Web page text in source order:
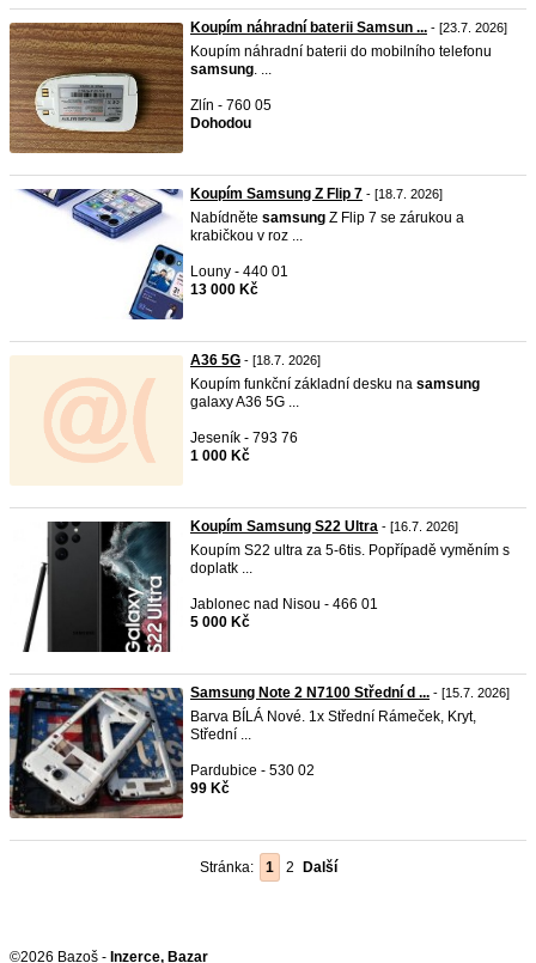
Koupím náhradní baterii Samsun ... - [23.7. 2026]
Koupím náhradní baterii do mobilního telefonu
samsung. ...
Zlín - 760 05
Dohodou
Koupím Samsung Z Flip 7 - [18.7. 2026]
Nabídněte samsung Z Flip 7 se zárukou a
krabičkou v roz ...
Louny - 440 01
13 000 Kč
A36 5G - [18.7. 2026]
Koupím funkční základní desku na samsung
galaxy A36 5G ...
Jeseník - 793 76
1 000 Kč
Koupím Samsung S22 Ultra - [16.7. 2026]
Koupím S22 ultra za 5-6tis. Popřípadě vyměním s
doplatk ...
Jablonec nad Nisou - 466 01
5 000 Kč
Samsung Note 2 N7100 Střední d ... - [15.7. 2026]
Barva BÍLÁ Nové. 1x Střední Rámeček, Kryt,
Střední ...
Pardubice - 530 02
99 Kč
Stránka: 1 2 Další
©2026 Bazoš - Inzerce, Bazar